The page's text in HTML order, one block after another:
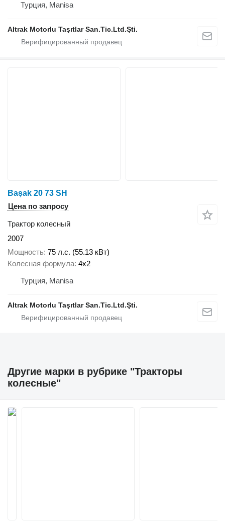
Турция, Manisa
Altrak Motorlu Taşıtlar San.Tic.Ltd.Şti.
Başak 20 73 SH
Цена по запросу
Трактор колесный
2007
Мощность 75 л.с. (55.13 кВт)
Колесная формула 4x2
Турция, Manisa
Altrak Motorlu Taşıtlar San.Tic.Ltd.Şti.
Другие марки в рубрике "Тракторы
колесные"